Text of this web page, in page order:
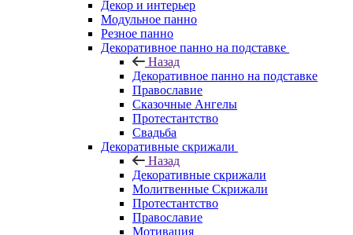
Декор и интерьер
Модульное панно
Резное панно
Декоративное панно на подставке
Назад
Декоративное панно на подставке
Православие
Сказочные Ангелы
Протестантство
Свадьба
Декоративные скрижали
Назад
Декоративные скрижали
Молитвенные Скрижали
Протестантство
Православие
Мотивация